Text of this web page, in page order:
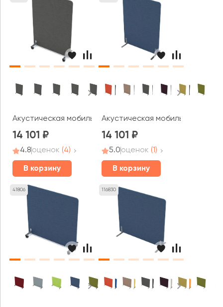
Акустическая мобильная перегородка (1000*377*1400)
14 101
4.8оценок (4)
В корзину
Акустическая мобильная
14 101
5.0оценок (1)
В корзину
41806 116830